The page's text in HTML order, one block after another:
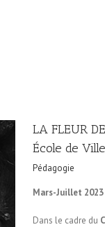
LA FLEUR
École de
Pédagogie
Mars-Juillet 2023
Dans le cadre du